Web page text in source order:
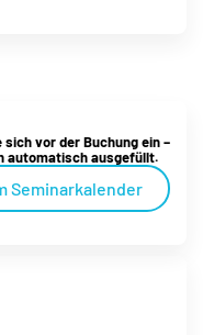
sich vor der Buchung ein –
automatisch ausgefüllt.
Seminarkalender